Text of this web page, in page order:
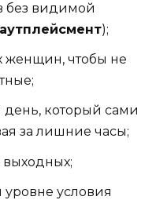
без видимой
аутплейсмент);
женщин, чтобы не
день, который сами
за лишние часы;
выходных;
условия